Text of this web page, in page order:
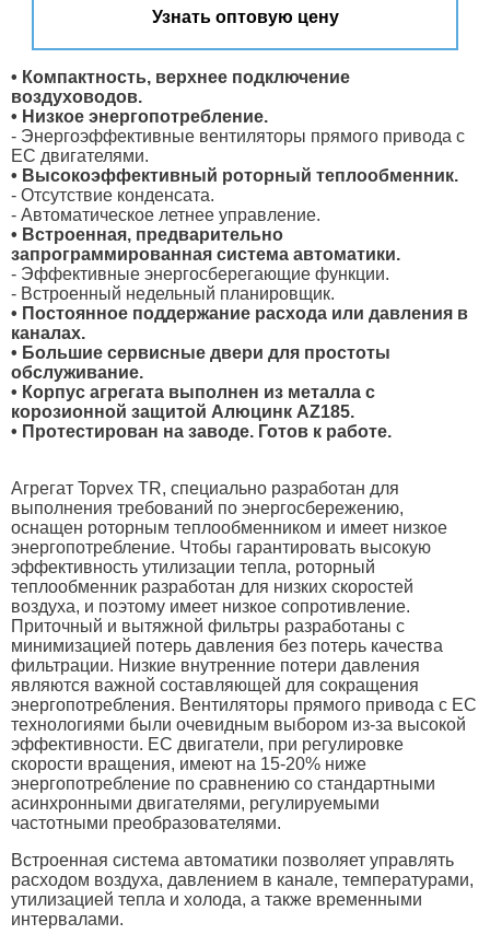
Узнать оптовую цену
• Компактность, верхнее подключение
воздуховодов.
• Низкое энергопотребление.
- Энергоэффективные вентиляторы прямого привода с
ЕС двигателями.
• Высокоэффективный роторный теплообменник.
- Отсутствие конденсата.
- Автоматическое летнее управление.
• Встроенная, предварительно
запрограммированная система автоматики.
- Эффективные энергосберегающие функции.
- Встроенный недельный планировщик.
• Постоянное поддержание расхода или давления в
каналах.
• Большие сервисные двери для простоты
обслуживание.
• Корпус агрегата выполнен из металла с
корозионной защитой Алюцинк AZ185.
• Протестирован на заводе. Готов к работе.
Агрегат Topvex TR, специально разработан для
выполнения требований по энергосбережению,
оснащен роторным теплообменником и имеет низкое
энергопотребление. Чтобы гарантировать высокую
эффективность утилизации тепла, роторный
теплообменник разработан для низких скоростей
воздуха, и поэтому имеет низкое сопротивление.
Приточный и вытяжной фильтры разработаны с
минимизацией потерь давления без потерь качества
фильтрации. Низкие внутренние потери давления
являются важной составляющей для сокращения
энергопотребления. Вентиляторы прямого привода с EC
технологиями были очевидным выбором из-за высокой
эффективности. EC двигатели, при регулировке
скорости вращения, имеют на 15-20% ниже
энергопотребление по сравнению со стандартными
асинхронными двигателями, регулируемыми
частотными преобразователями.
Встроенная система автоматики позволяет управлять
расходом воздуха, давлением в канале, температурами,
утилизацией тепла и холода, а также временными
интервалами.